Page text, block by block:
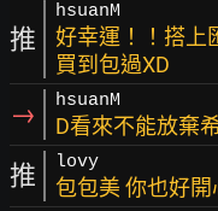
推
hsuanM
好幸運！！搭上
買到包過XD
→ hsuanM
D看來不能放棄
推 lovy
包包美 你也好開